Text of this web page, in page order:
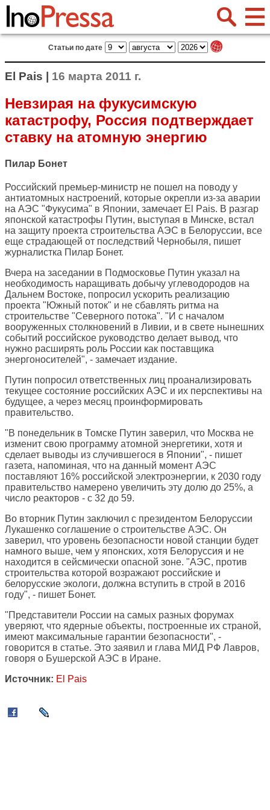
Статьи по дате
El Pais | 16 марта 2011 г.
Невзирая на фукусимскую
катастрофу, Россия подтверждает
ставку на атомную энергию
Пилар Бонет
Российский премьер-министр не пошел на поводу у
антиатомных настроений, которые окрепли из-за аварии
на АЭС "Фукусима" в Японии, замечает El Pais. В разгар
японской катастрофы Путин, выступая в Минске, встал
на защиту проекта строительства АЭС в Белоруссии, все
еще страдающей от последствий Чернобыля, пишет
журналистка Пилар Бонет.
Вчера на заседании в Подмосковье Путин указал на
необходимость наращивать добычу углеводородов на
Дальнем Востоке, попросил ускорить реализацию
проекта "Южный поток" и не сбавлять ритма на
строительстве "Северного потока". "И с началом
вооруженных столкновений в Ливии, и в свете нынешних
событий российское руководство делает вывод, что
нужно расширять роль России как поставщика
энергоносителей", - замечает издание.
Путин попросил ответственных лиц проанализировать
текущее состояние российских АЭС и их перспективы на
будущее, а через месяц проинформировать
правительство.
"В понедельник в Томске Путин заверил, что Москва не
изменит свою программу атомной энергетики, хотя и
сделает выводы из случившегося в Японии", - пишет
газета, напоминая, что на данный момент АЭС
поставляют 16% российской электроэнергии, к 2030 году
правительство намерено увеличить эту долю до 25%, а
число реакторов - с 32 до 59.
Во вторник Путин заключил с президентом Белоруссии
Лукашенко соглашение о строительстве АЭС. Он
заверил, что уровень безопасности новой станции будет
намного выше, чем у японских, хотя Белоруссия и не
находится в сейсмически опасной зоне. "АЭС, против
строительства которой возражают российские и
белорусские экологи, должна вступить в строй в 2016
году", - пишет Бонет.
"Представители России на самых разных форумах
уверяют, что ядерные объекты, построенные их страной,
имеют максимальные гарантии безопасности", -
говорится в статье. Это заявил и глава МИД РФ Лавров,
говоря о Бушерской АЭС в Иране.
Источник: El Pais